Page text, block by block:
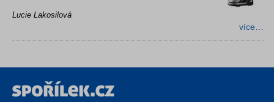
Lucie Lakosilová
více…